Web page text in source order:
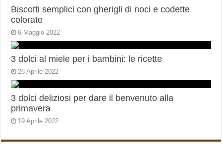
Biscotti semplici con gherigli di noci e codette
colorate
6 Maggio 2022
3 dolci al miele per i bambini: le ricette
26 Aprile 2022
3 dolci deliziosi per dare il benvenuto alla
primavera
19 Aprile 2022